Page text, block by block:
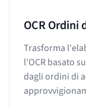
OCR Ordini
Trasforma
l'OCR basato
dagli ordini di